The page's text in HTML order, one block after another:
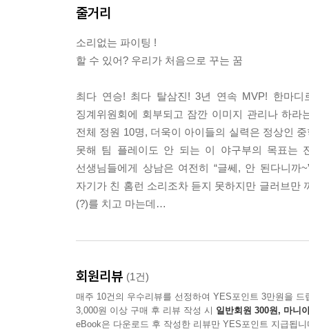
줄거리
소리없는 파이팅 !
할 수 있어? 우리가 처음으로 꾸는 꿈
최다 연승! 최다 탈삼진! 3년 연속 MVP! 한마디
징계위원회에 회부되고 잠깐 이미지 관리나 하라
전체 정원 10명, 더욱이 아이들의 실력은 정상인
못해 팀 플레이도 안 되는 이 야구부의 목표는
선생님들에게 상남은 여전히 “글쎄, 안 된다니
자기가 친 홈런 소리조차 듣지 못하지만 글러브만
(?)를 치고 마는데…
회원리뷰 (1건)
매주 10건의 우수리뷰를 선정하여 YES포인트 3만원을 드
3,000원 이상 구매 후 리뷰 작성 시 일반회원 300원, 마니
eBook은 다운로드 후 작성한 리뷰만 YES포인트 지급됩니